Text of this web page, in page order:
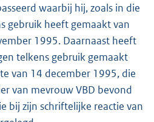
waarbij hij, zoals in die
gebruik heeft gemaakt van
1995. Daarnaast heeft
telkens gebruik gemaakt
van 14 december 1995, die
van mevrouw VBD bevond
bij zijn schriftelijke reactie van